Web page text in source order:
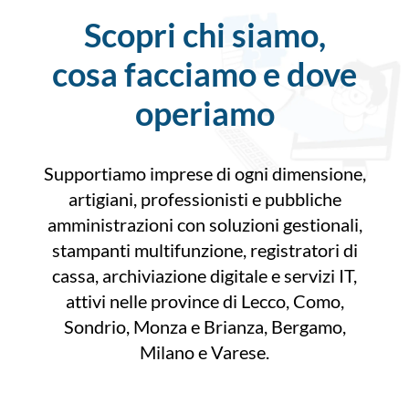
Scopri chi siamo,
cosa facciamo e dove
operiamo
Supportiamo imprese di ogni dimensione,
artigiani, professionisti e pubbliche
amministrazioni con soluzioni gestionali,
stampanti multifunzione, registratori di
cassa, archiviazione digitale e servizi IT,
attivi nelle province di Lecco, Como,
Sondrio, Monza e Brianza, Bergamo,
Milano e Varese.